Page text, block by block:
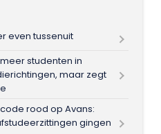
even tussenuit
studenten in
maar zegt
rood op Avans:
gingen